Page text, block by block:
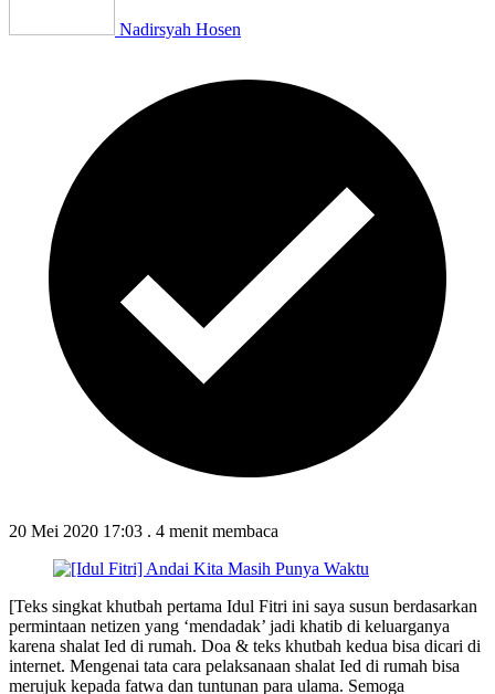
Nadirsyah Hosen
20 Mei 2020 17:03 . 4 menit membaca
[Teks singkat khutbah pertama Idul Fitri ini saya susun berdasarkan
permintaan netizen yang ‘mendadak’ jadi khatib di keluarganya
karena shalat Ied di rumah. Doa & teks khutbah kedua bisa dicari di
internet. Mengenai tata cara pelaksanaan shalat Ied di rumah bisa
merujuk kepada fatwa dan tuntunan para ulama. Semoga